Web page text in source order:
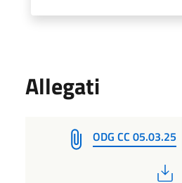
Allegati
ODG CC 05.03.25